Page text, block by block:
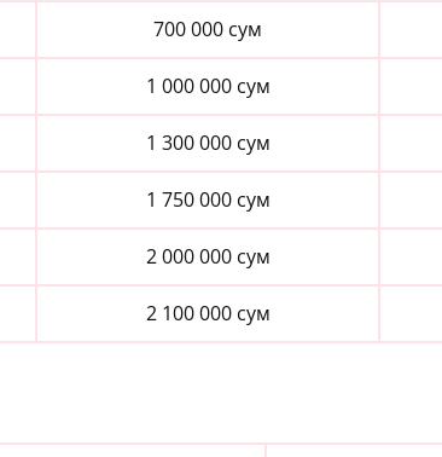
700 000 сум
1 000 000 сум
1 300 000 сум
1 750 000 сум
2 000 000 сум
2 100 000 сум